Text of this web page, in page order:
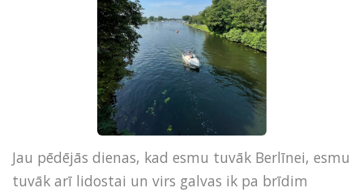
Jau pēdējās dienas, kad esmu tuvāk Berlīnei, esmu
tuvāk arī lidostai un virs galvas ik pa brīdim